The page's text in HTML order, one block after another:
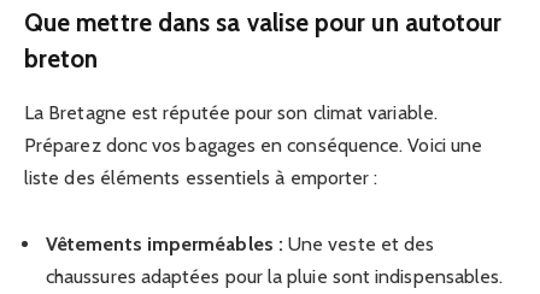
Que mettre dans sa valise pour un autotour
breton
La Bretagne est réputée pour son climat variable.
Préparez donc vos bagages en conséquence. Voici une
liste des éléments essentiels à emporter :
Vêtements imperméables : Une veste et des
chaussures adaptées pour la pluie sont indispensables.